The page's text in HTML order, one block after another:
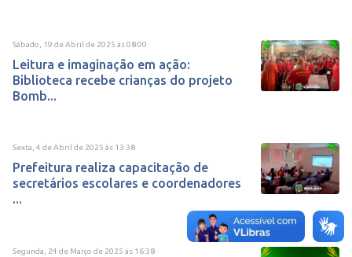
Sábado, 19 de Abril de 2025 às08:00
Leitura e imaginação em ação:
Biblioteca recebe crianças do projeto
Bomb...
Sexta, 4 de Abril de 2025 às 13:38
Prefeitura realiza capacitação de
secretários escolares e coordenadores
...
Segunda, 24 de Março de 2025 às 16:38